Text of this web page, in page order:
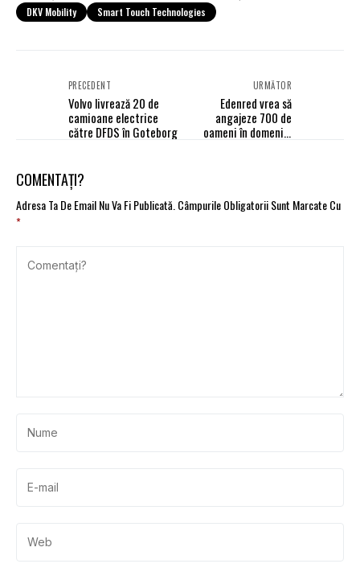
DKV Mobility Smart Touch Technologies
PRECEDENT
Volvo livrează 20 de
camioane electrice
către DFDS în Goteborg
URMĂTOR
Edenred vrea să
angajeze 700 de
oameni în domeniul
COMENTAȚI?
Adresa Ta De Email Nu Va Fi Publicată. Câmpurile Obligatorii Sunt Marcate Cu
*